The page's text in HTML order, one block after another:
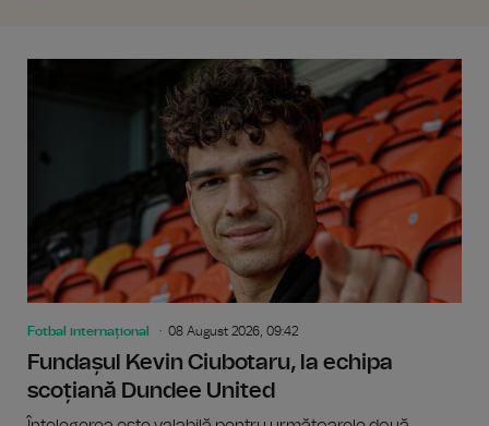
Fotbal internațional 08 August 2026, 09:42
Fundașul Kevin Ciubotaru, la echipa
scoțiană Dundee United